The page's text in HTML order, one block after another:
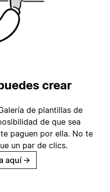
crear
de plantillas de
de que sea
paguen por ella. No te
un par de clics.
aquí →